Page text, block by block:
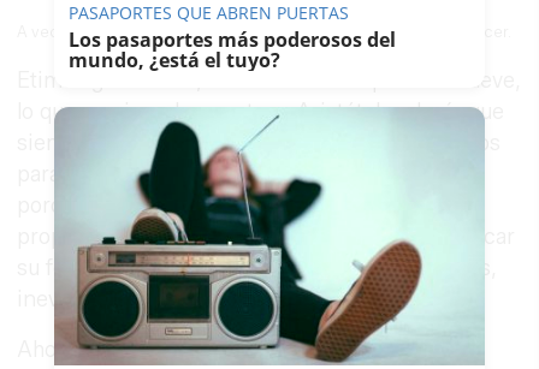
A veces nos enredamos nosotros mismos. No sabemos qué hacer.
Etimológicamente, un motivo es lo que nos mueve,
lo que nos impulsa a actuar. Aristóteles decía que
siempre que actuamos –en el fondo– lo hacemos
para ser felices. Y que no podemos no hacerlo
porque esta tendencia está grabada en nuestra
propia naturaleza. Es lo propio del hombre, buscar
su felicidad. Por tanto, hagamos lo que hagamos,
inevitablemente, lo hacemos para ser felices.
Ahora bien, es obvio que esta consciencia de
PASAPORTES QUE ABREN PUERTAS
Los pasaportes más poderosos del
mundo, ¿está el tuyo?